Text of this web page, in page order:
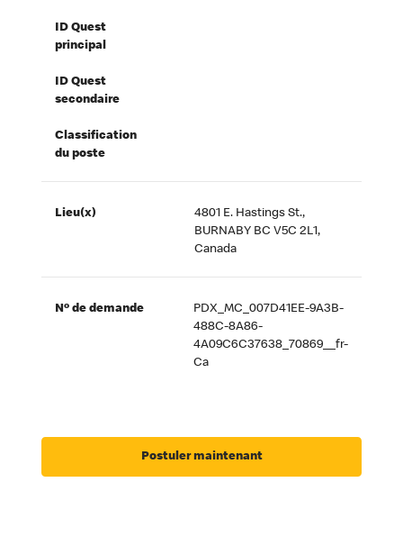
ID Quest
principal
ID Quest
secondaire
Classification
du poste
Lieu(x)
4801 E. Hastings St.,
BURNABY BC V5C 2L1,
Canada
Nº de demande
PDX_MC_007D41EE-9A3B-
488C-8A86-
4A09C6C37638_70869__fr-
Ca
Postuler maintenant